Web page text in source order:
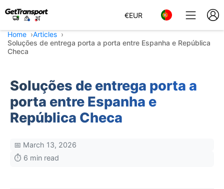
€EUR
Home
Articles
Soluções de entrega porta a porta entre Espanha e República
Checa
Soluções de entrega porta a
porta entre Espanha e
República Checa
📅 March 13, 2026
⏱️ 6 min read